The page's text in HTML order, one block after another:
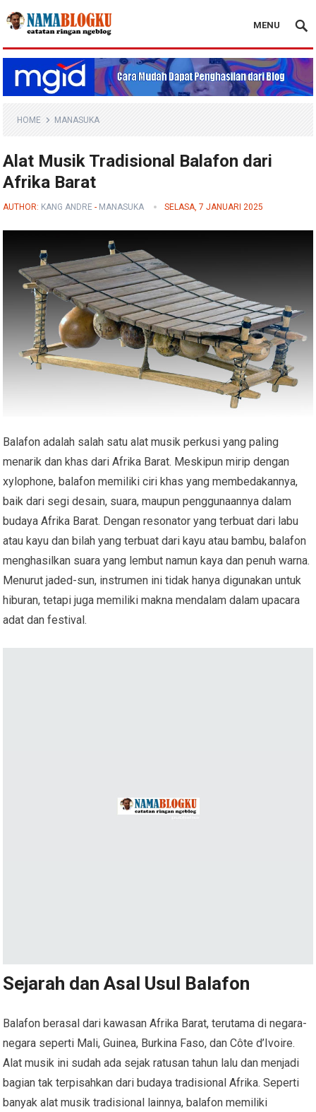
Nama Blogku
MENU
HOME MANASUKA
Alat Musik Tradisional Balafon dari
Afrika Barat
AUTHOR: KANG ANDRE - MANASUKA SELASA, 7 JANUARI 2025
Balafon adalah salah satu alat musik perkusi yang paling
menarik dan khas dari Afrika Barat. Meskipun mirip dengan
xylophone, balafon memiliki ciri khas yang membedakannya,
baik dari segi desain, suara, maupun penggunaannya dalam
budaya Afrika Barat. Dengan resonator yang terbuat dari labu
atau kayu dan bilah yang terbuat dari kayu atau bambu, balafon
menghasilkan suara yang lembut namun kaya dan penuh warna.
Menurut jaded-sun, instrumen ini tidak hanya digunakan untuk
hiburan, tetapi juga memiliki makna mendalam dalam upacara
adat dan festival.
Sejarah dan Asal Usul Balafon
Balafon berasal dari kawasan Afrika Barat, terutama di negara-
negara seperti Mali, Guinea, Burkina Faso, dan Côte d’Ivoire.
Alat musik ini sudah ada sejak ratusan tahun lalu dan menjadi
bagian tak terpisahkan dari budaya tradisional Afrika. Seperti
banyak alat musik tradisional lainnya, balafon memiliki